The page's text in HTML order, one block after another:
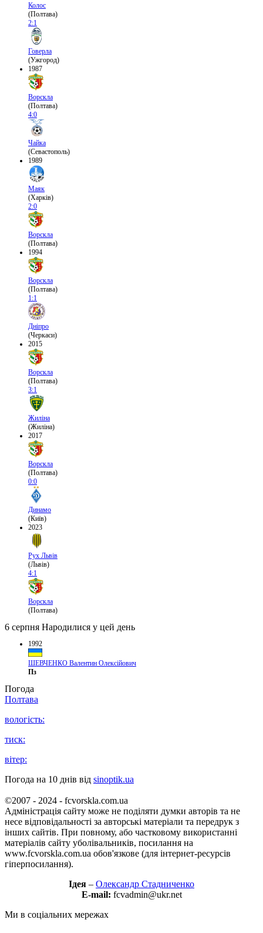
Колос
(Полтава)
2:1
Говерла
(Ужгород)
1987
Ворскла
(Полтава)
4:0
Чайка
(Севастополь)
1989
Маяк
(Харків)
2:0
Ворскла
(Полтава)
1994
Ворскла
(Полтава)
1:1
Дніпро
(Черкаси)
2015
Ворскла
(Полтава)
3:1
Жиліна
(Жиліна)
2017
Ворскла
(Полтава)
0:0
Динамо
(Київ)
2023
Рух Львів
(Львів)
4:1
Ворскла
(Полтава)
6 серпня Народилися у цей день
1992
ШЕВЧЕНКО Валентин Олексійович
Пз
Погода
Полтава
вологість:
тиск:
вітер:
Погода на 10 днів від sinoptik.ua
©2007 - 2024 - fcvorskla.com.ua
Адміністрація сайту може не поділяти думки авторів та не
несе відповідальності за авторські матеріали та передрук з
інших сайтів. При повному, або частковому використанні
матеріалів сайту уболівальників, посилання на
www.fcvorskla.com.ua обов'язкове (для інтернет-ресурсів
гіперпосилання).
Ідея – Олександр Стадниченко
E-mail: fcvadmin@ukr.net
Ми в соціальних мережах